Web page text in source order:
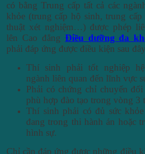
có bằng Trung cấp tất cả các
khỏe (trung cấp hộ sinh, trung
thuật xét nghiệm…) được phép
lên Cao đẳng Điều dưỡng đa
phải đáp ứng được điều kiện sau
Thí sinh phải tốt nghiệp
ngành liên quan đến lĩnh vực
Phải có chứng chỉ chuyển
phù hợp đào tạo trong vòng 3
Thí sinh phải có đủ sức
đang trong thi hành án hoặc
hình sự.
Chỉ cần đáp ứng được những điều